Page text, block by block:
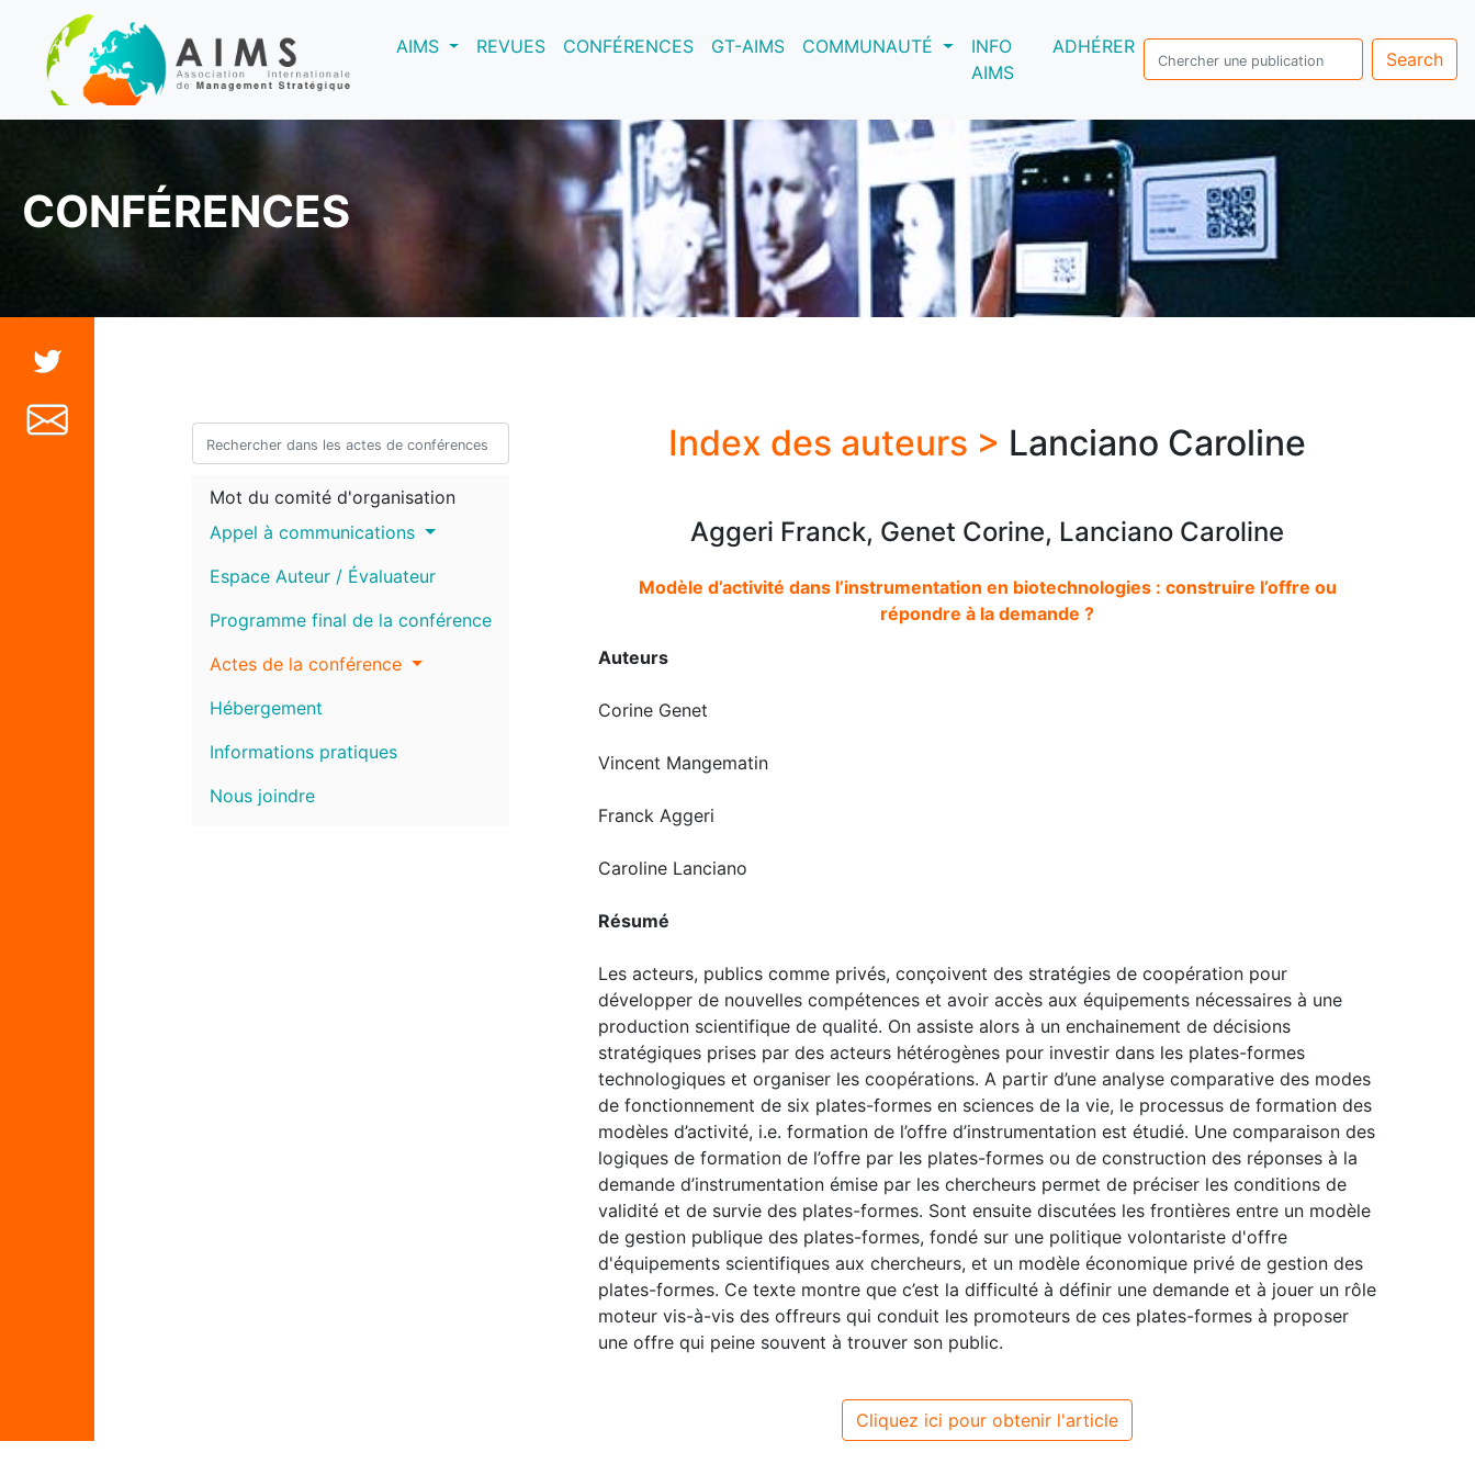
AIMS(current)REVUES CONFÉRENCES GT-AIMS COMMUNAUTÉ
INFO
AIMS
ADHÉRER
Search
CONFÉRENCES
Mot du comité d'organisation
Appel à communications
Espace Auteur / Évaluateur
Programme final de la conférence
Actes de la conférence
Hébergement
Informations pratiques
Nous joindre
Index des auteurs > Lanciano Caroline
Aggeri Franck, Genet Corine, Lanciano Caroline
Modèle d’activité dans l’instrumentation en biotechnologies : construire l’offre ou
répondre à la demande ?
Auteurs
Corine Genet
Vincent Mangematin
Franck Aggeri
Caroline Lanciano
Résumé
Les acteurs, publics comme privés, conçoivent des stratégies de coopération pour
développer de nouvelles compétences et avoir accès aux équipements nécessaires à une
production scientifique de qualité. On assiste alors à un enchainement de décisions
stratégiques prises par des acteurs hétérogènes pour investir dans les plates-formes
technologiques et organiser les coopérations. A partir d’une analyse comparative des modes
de fonctionnement de six plates-formes en sciences de la vie, le processus de formation des
modèles d’activité, i.e. formation de l’offre d’instrumentation est étudié. Une comparaison des
logiques de formation de l’offre par les plates-formes ou de construction des réponses à la
demande d’instrumentation émise par les chercheurs permet de préciser les conditions de
validité et de survie des plates-formes. Sont ensuite discutées les frontières entre un modèle
de gestion publique des plates-formes, fondé sur une politique volontariste d'offre
d'équipements scientifiques aux chercheurs, et un modèle économique privé de gestion des
plates-formes. Ce texte montre que c’est la difficulté à définir une demande et à jouer un rôle
moteur vis-à-vis des offreurs qui conduit les promoteurs de ces plates-formes à proposer
une offre qui peine souvent à trouver son public.
Cliquez ici pour obtenir l'article